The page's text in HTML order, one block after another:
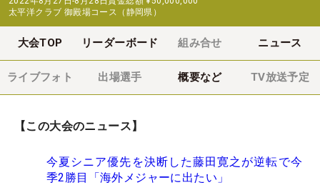
太平洋クラブ 御殿場コース（静岡県）
大会TOP リーダーボード 組み合せ ニュース
ライブフォト 出場選手 概要など TV放送予定
【この大会のニュース】
今夏シニア優先を決断した藤田寛之が逆転で今
季2勝目「海外メジャーに出たい」